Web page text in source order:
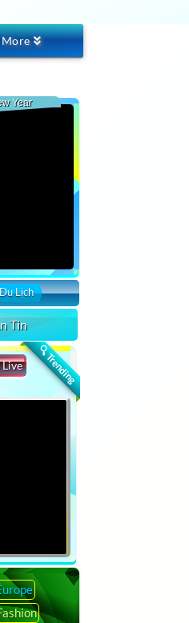
More
Year
Lịch
Tin
🔍 Trending
Live